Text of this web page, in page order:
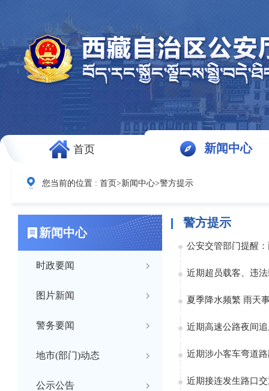
首页 新闻中心
您当前的位置 : 首页>新闻中心>警方提示
新闻中心
时政要闻
图片新闻
警务要闻
地市(部门)动态
公示公告
警方提示
公安交管部门提醒
近期超员载客、违
夏季降水频繁 雨天
近期高速公路夜间
近期涉小客车弯道
近期接连发生路口